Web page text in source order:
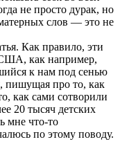
не просто дурак, но
слов — это не
Как правило, эти
США, как например,
к нам под сенью
пишущая про то, как
как сами сотворили
20 тысяч детских
мне что-то
по этому поводу.